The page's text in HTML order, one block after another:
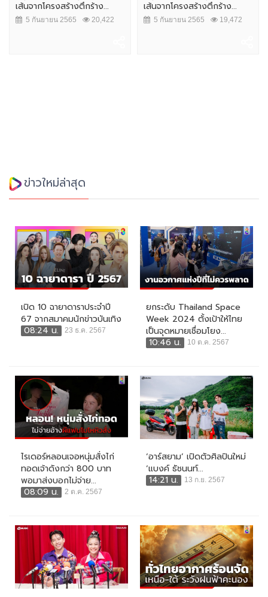
เส้นจากโครงสร้างตึกร้าง...
5 กันยายน 2565 20,422
เส้นจากโครงสร้างตึกร้าง...
5 กันยายน 2565 19,472
ข่าวใหม่ล่าสุด
เปิด 10 ฉายาดาราประจำปี
67 จากสมาคมนักข่าวบันเทิง
08:24 น.
23 ธ.ค. 2567
ยกระดับ Thailand Space
Week 2024 ตั้งเป้าให้ไทย
เป็นจุดหมายเชื่อมโยง...
10:46 น.
10 ต.ค. 2567
ไรเดอร์หลอนเจอหนุ่มสั่งไก่
ทอดเจ้าดังกว่า 800 บาท
พอมาส่งบอกไม่จ่าย...
08:09 น.
2 ต.ค. 2567
‘อาร์สยาม’ เปิดตัวศิลปินใหม่
‘แบงค์ ธัชนนท์...
14:21 น.
13 ก.ย. 2567